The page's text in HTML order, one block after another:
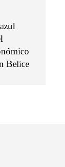
Belice